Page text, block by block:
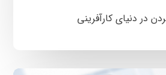
در دنیای کارآفرینی